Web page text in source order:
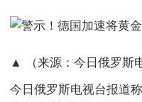
▲ （来源：今日俄罗斯
今日俄罗斯电视台报道